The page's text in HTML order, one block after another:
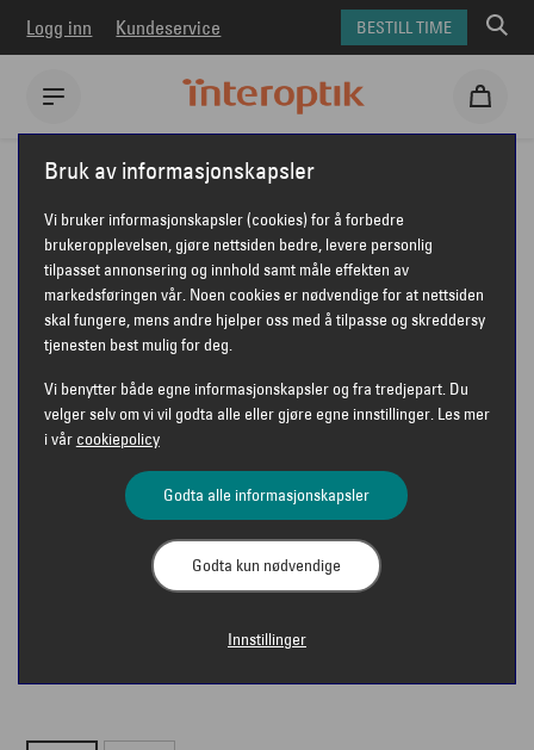
Logg inn Kundeservice BESTILL TIME
Interoptik Solbriller
Brunello Cucinelli solbriller
Brunello Cucinelli BC4019S
BRUNELLO CUCINELLI BC4019S
BRUNELLO CUCINELLI
Bruk av informasjonskapsler
Vi bruker informasjonskapsler (cookies) for å forbedre
brukeropplevelsen, gjøre nettsiden bedre, levere personlig
tilpasset annonsering og innhold samt måle effekten av
markedsføringen vår. Noen cookies er nødvendige for at nettsiden
skal fungere, mens andre hjelper oss med å tilpasse og skreddersy
tjenesten best mulig for deg.
Vi benytter både egne informasjonskapsler og fra tredjepart. Du
velger selv om vi vil godta alle eller gjøre egne innstillinger. Les mer
i vår cookiepolicy
Godta alle informasjonskapsler
Godta kun nødvendige
Innstillinger